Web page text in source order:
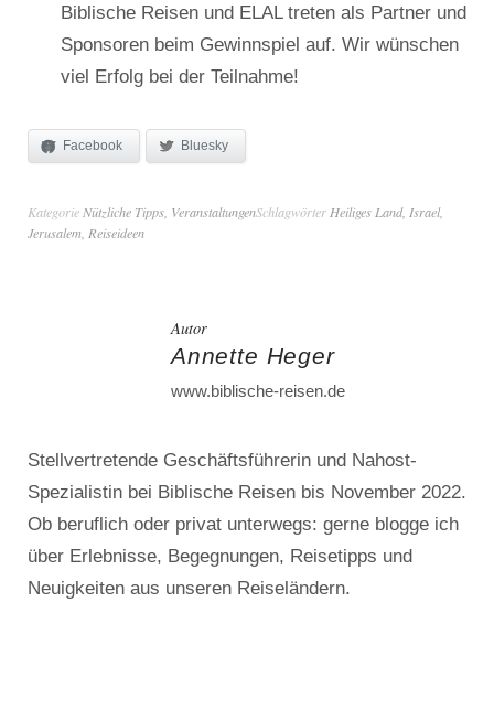
Biblische Reisen und ELAL treten als Partner und
Sponsoren beim Gewinnspiel auf. Wir wünschen
viel Erfolg bei der Teilnahme!
Facebook Bluesky
Kategorie Nützliche Tipps VeranstaltungenSchlagwörter Heiliges Land, Israel,
Jerusalem Reiseideen
Autor
Annette Heger
www.biblische-reisen.de
Stellvertretende Geschäftsführerin und Nahost-
Spezialistin bei Biblische Reisen bis November 2022.
Ob beruflich oder privat unterwegs: gerne blogge ich
über Erlebnisse, Begegnungen, Reisetipps und
Neuigkeiten aus unseren Reiseländern.